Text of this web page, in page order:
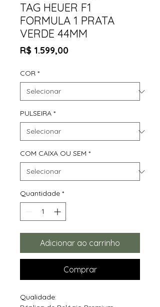
TAG HEUER F1
FORMULA 1 PRATA
VERDE 44MM
R$ 1.599,00Preço
COR *
PULSEIRA *
COM CAIXA OU SEM *
Quantidade *
Adicionar ao carrinho
Comprar
Qualidade: